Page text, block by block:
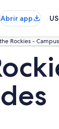
Abrir app
Rockies -